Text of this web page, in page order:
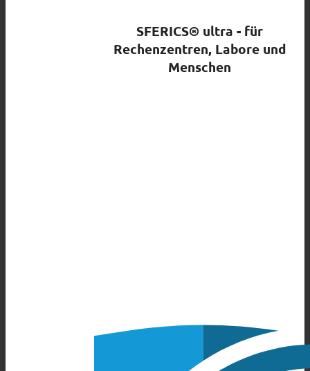
SFERICS® ultra - für
Rechenzentren, Labore und
Menschen